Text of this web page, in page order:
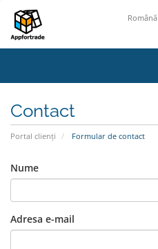
Română
Contact
Portal clienți Formular de contact
Nume
Adresa e-mail